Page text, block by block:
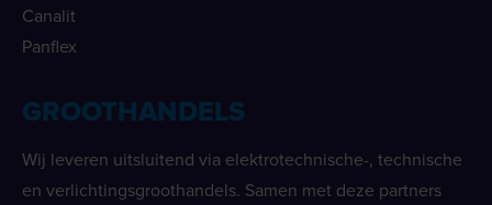
Canalit
Panflex
GROOTHANDELS
Wij leveren uitsluitend via elektrotechnische-, technische
en verlichtingsgroothandels. Samen met deze partners